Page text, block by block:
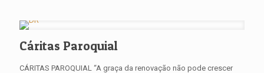
Cáritas Paroquial
CÁRITAS PAROQUIAL “A graça da renovação não pode crescer